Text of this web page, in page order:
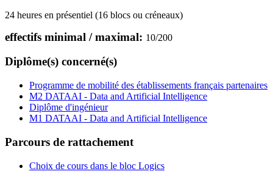
24 heures en présentiel (16 blocs ou créneaux)
effectifs minimal / maximal: 10/200
Diplôme(s) concerné(s)
Programme de mobilité des établissements français partenaires
M2 DATAAI - Data and Artificial Intelligence
Diplôme d'ingénieur
M1 DATAAI - Data and Artificial Intelligence
Parcours de rattachement
Choix de cours dans le bloc Logics